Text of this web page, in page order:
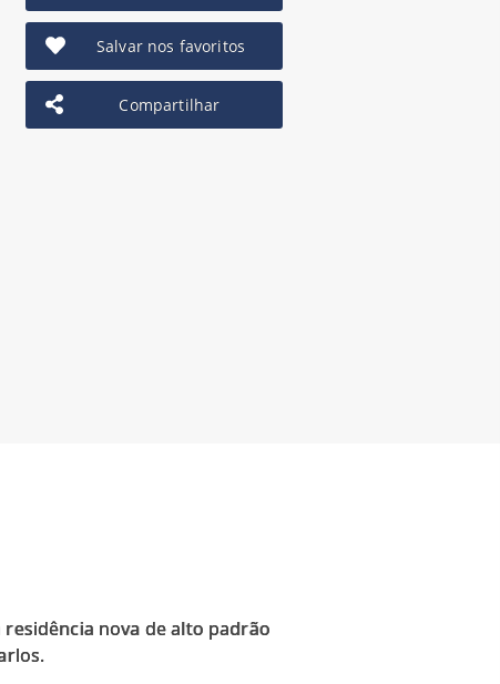
Salvar nos favoritos
Compartilhar
nova de alto padrão